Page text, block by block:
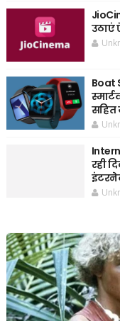
उठाएं
Boat
सहित
रही